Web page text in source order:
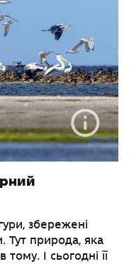
збережені
Тут природа, яка
І сьогодні її